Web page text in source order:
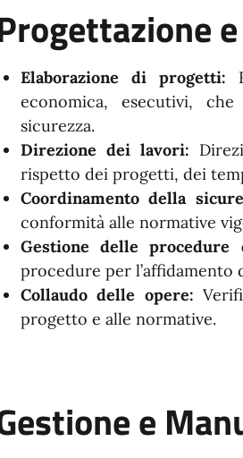
Elaborazione di progetti:
economica, esecutivi,
sicurezza.
Direzione dei lavori:
rispetto dei progetti, dei
Coordinamento della
conformità alle normative
Gestione delle procedure
procedure per l’affidamento
Collaudo delle opere:
progetto e alle normative.
e